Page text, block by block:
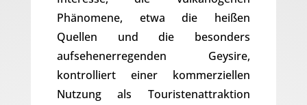
Phänomene, etwa die heißen
Quellen und die besonders
aufsehenerregenden Geysire,
kontrolliert einer kommerziellen
Nutzung als Touristenattraktion